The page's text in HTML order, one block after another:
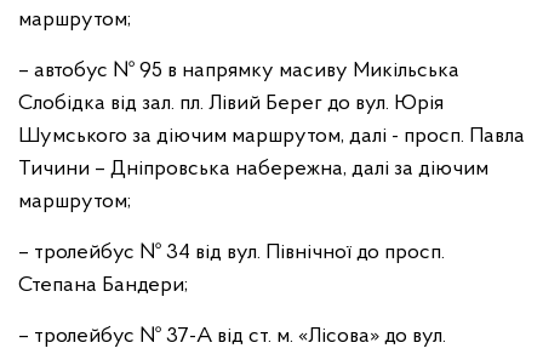
маршрутом;
– автобус № 95 в напрямку масиву Микільська
Слобідка від зал. пл. Лівий Берег до вул. Юрія
Шумського за діючим маршрутом, далі - просп. Павла
Тичини – Дніпровська набережна, далі за діючим
маршрутом;
– тролейбус № 34 від вул. Північної до просп.
Степана Бандери;
– тролейбус № 37-А від ст. м. «Лісова» до вул.